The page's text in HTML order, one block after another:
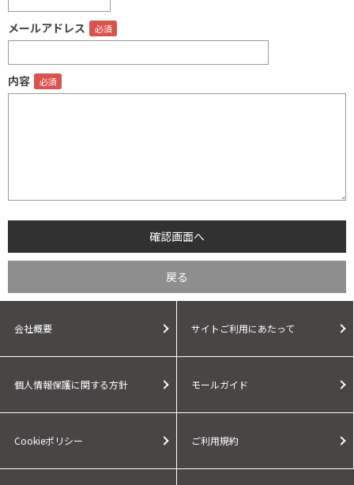
メールアドレス
内容
会社概要 サイトご利用にあたって
個人情報保護に関する方針 モールガイド
Cookieポリシー ご利用規約